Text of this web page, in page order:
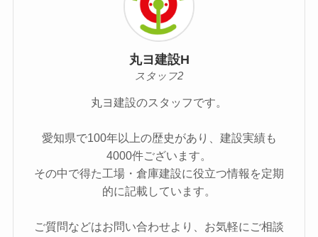
丸ヨ建設H
スタッフ2
丸ヨ建設のスタッフです。
愛知県で100年以上の歴史があり、建設実績も
4000件ございます。
その中で得た工場・倉庫建設に役立つ情報を定期
的に記載しています。
ご質問などはお問い合わせより、お気軽にご相談